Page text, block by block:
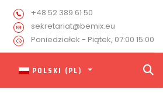
+48 52 389 61 50
sekretariat@bemix.eu
Poniedziałek - Piątek, 07:00 15:00
POLSKI (PL)